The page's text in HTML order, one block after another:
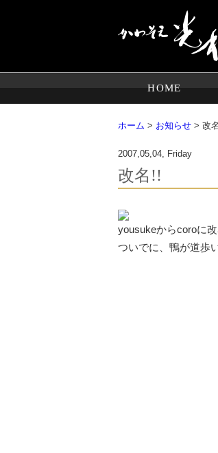
HOME
ホーム > お知らせ > 改
2007,05,04, Friday
改名!!
yousukeからcoroに
ついでに、鴨が道歩